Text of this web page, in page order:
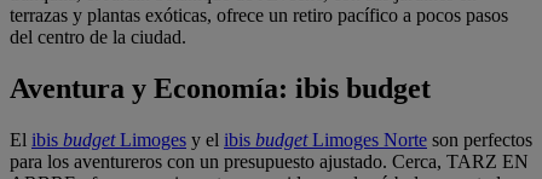
terrazas y plantas exóticas, ofrece un retiro pacífico a pocos pasos
del centro de la ciudad.
Aventura y Economía: ibis budget
El ibis budgetLimoges y el ibis budgetLimoges Norte son perfectos
para los aventureros con un presupuesto ajustado. Cerca, TARZ EN